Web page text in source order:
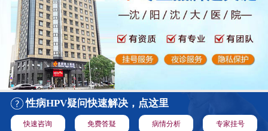
性病HPV疑问快速解决，点这里
快速咨询 免费答疑 病情分析 专家挂号